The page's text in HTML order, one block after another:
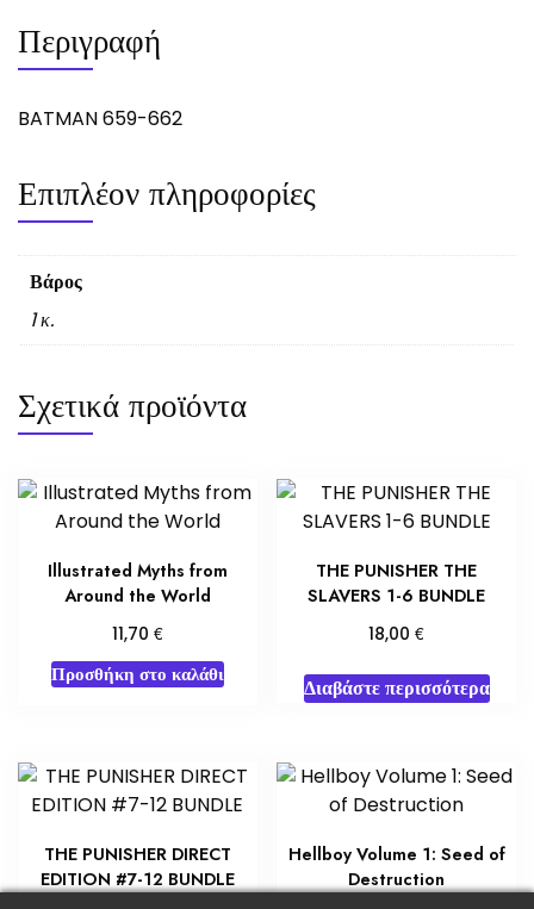
Περιγραφή
BATMAN 659-662
Επιπλέον πληροφορίες
Βάρος
1 κ.
Σχετικά προϊόντα
Illustrated Myths from
Around the World
11,70 €
Προσθήκη στο καλάθι
THE PUNISHER THE
SLAVERS 1-6 BUNDLE
18,00€
Διαβάστε περισσότερα
THE PUNISHER DIRECT
EDITION #7-12 BUNDLE
Hellboy Volume 1: Seed of
Destruction